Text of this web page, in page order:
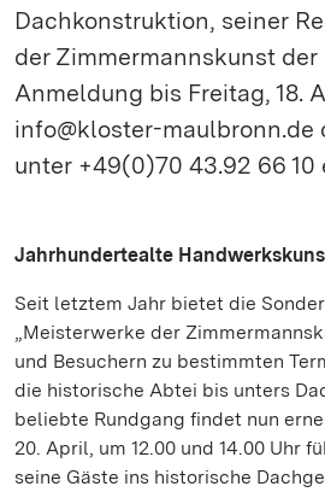
Dachkonstruktion, seiner
der Zimmermannskunst der
Anmeldung bis Freitag, 18.
info@kloster-maulbronn.de
unter +49(0)70 43.92 66
Jahrhundertealte
Seit letztem Jahr bietet die
„Meisterwerke der
und Besuchern zu bestimmten
die historische Abtei bis unters
beliebte Rundgang findet nun
20. April, um 12.00 und 14.00 Uhr
seine Gäste ins historische